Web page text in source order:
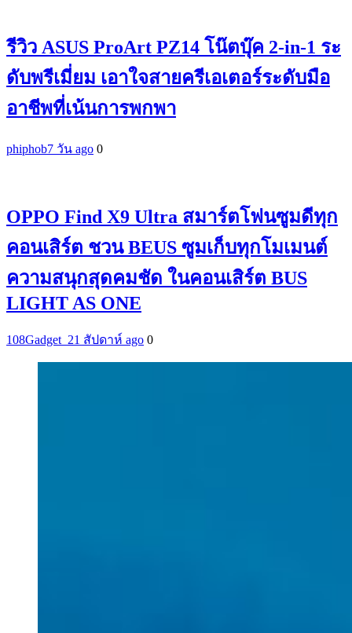
รีวิว ASUS ProArt PZ14 โน๊ตบุ๊ค 2-in-1 ระ
ดับพรีเมี่ยม เอาใจสายครีเอเตอร์ระดับมือ
อาชีพที่เน้นการพกพา
phiphob7 วัน ago 0
OPPO Find X9 Ultra สมาร์ตโฟนซูมดีทุก
คอนเสิร์ต ชวน BEUS ซูมเก็บทุกโมเมนต์
ความสนุกสุดคมชัด ในคอนเสิร์ต BUS
LIGHT AS ONE
108Gadget_21 สัปดาห์ ago 0